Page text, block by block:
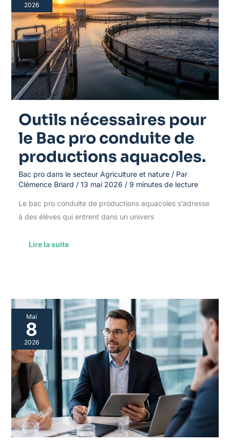
2026
Outils nécessaires pour
le Bac pro conduite de
productions aquacoles.
Bac pro dans le secteur Agriculture et nature/ Par
Clémence Briard / 13 mai 2026 / 9 minutes de lecture
Le bac pro conduite de productions aquacoles s’adresse
à des élèves qui entrent dans un univers
le
Bac
pro
conduite
de
productions
aquacoles.
Lire la suite
Mai
8
2026
CGEA
:
comprendre
ses
clés
pour
une
carrière
réussie